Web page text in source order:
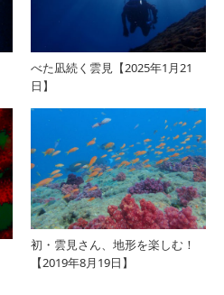
べた凪続く雲見【2025年1月21
日】
初・雲見さん、地形を楽しむ！
【2019年8月19日】